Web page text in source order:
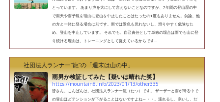
とっています。 あまり声を大にして言えないことなのですが、7年間の登山歴の中
で雨天や雨予報を理由に登山を中止したことはたったの1度もありません。勿論、他
の方と一緒に登る場合は別です。雨では景色も見れないし、滑りやすく危険なた
め、登山を中止しています。 それでも、自己責任として単独の場合は雨でも山に登
り続ける理由は、トレーニングとして捉えているからです...
社団法人ランナー”龍”の「週末は山の中」
雨男か検証してみた【疑いは晴れた笑】
https://mountain8.info/2023/01/13/other335
皆さん、こんばんは。社団法人ランナー龍（たつ）です。 ザーザーと雨が降る中で
の登山ほどテンションが下がることはないですよね～・・。濡れるし、寒いし、だ